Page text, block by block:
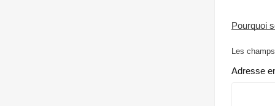
Pourquoi
Les
Adresse